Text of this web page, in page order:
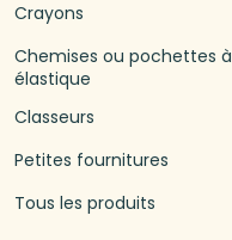
Crayons
Chemises ou pochettes à
élastique
Classeurs
Petites fournitures
Tous les produits